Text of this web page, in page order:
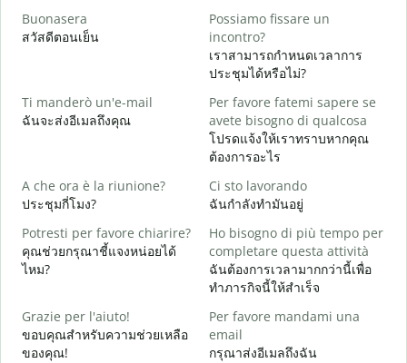
Buonasera
สวัสดีตอนเย็น
Possiamo fissare un
incontro?
เราสามารถกำหนดเวลาการ
ประชุมได้หรือไม่?
Ti manderò un'e-mail
ฉันจะส่งอีเมลถึงคุณ
Per favore fatemi sapere se
avete bisogno di qualcosa
โปรดแจ้งให้เราทราบหากคุณ
ต้องการอะไร
A che ora è la riunione?
ประชุมกี่โมง?
Ci sto lavorando
ฉันกำลังทำมันอยู่
Potresti per favore chiarire?
คุณช่วยกรุณาชี้แจงหน่อยได้
ไหม?
Ho bisogno di più tempo per
completare questa attività
ฉันต้องการเวลามากกว่านี้เพื่อ
ทำภารกิจนี้ให้สำเร็จ
Grazie per l'aiuto!
ขอบคุณสำหรับความช่วยเหลือ
ของคุณ!
Per favore mandami una
email
กรุณาส่งอีเมลถึงฉัน